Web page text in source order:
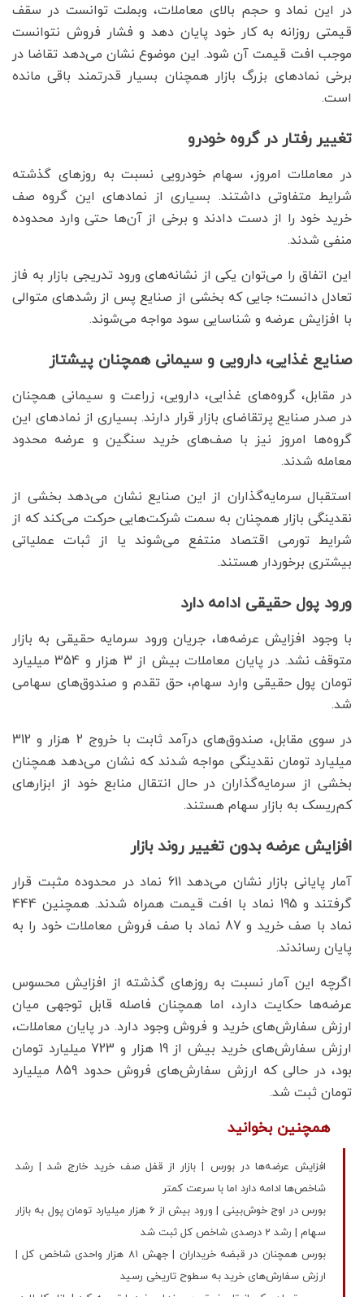
در این نماد و حجم بالای معاملات، وبملت توانست در سقف
قیمتی روزانه به کار خود پایان دهد و فشار فروش نتوانست
موجب افت قیمت آن شود. این موضوع نشان می‌دهد تقاضا در
برخی نمادهای بزرگ بازار همچنان بسیار قدرتمند باقی مانده
است.
تغییر رفتار در گروه خودرو
در معاملات امروز، سهام خودرویی نسبت به روزهای گذشته
شرایط متفاوتی داشتند. بسیاری از نمادهای این گروه صف
خرید خود را از دست دادند و برخی از آن‌ها حتی وارد محدوده
منفی شدند.
این اتفاق را می‌توان یکی از نشانه‌های ورود تدریجی بازار به فاز
تعادل دانست؛ جایی که بخشی از صنایع پس از رشدهای متوالی
با افزایش عرضه و شناسایی سود مواجه می‌شوند.
صنایع غذایی، دارویی و سیمانی همچنان پیشتاز
در مقابل، گروه‌های غذایی، دارویی، زراعت و سیمانی همچنان
در صدر صنایع پرتقاضای بازار قرار دارند. بسیاری از نمادهای این
گروه‌ها امروز نیز با صف‌های خرید سنگین و عرضه محدود
معامله شدند.
استقبال سرمایه‌گذاران از این صنایع نشان می‌دهد بخشی از
نقدینگی بازار همچنان به سمت شرکت‌هایی حرکت می‌کند که از
شرایط تورمی اقتصاد منتفع می‌شوند یا از ثبات عملیاتی
بیشتری برخوردار هستند.
ورود پول حقیقی ادامه دارد
با وجود افزایش عرضه‌ها، جریان ورود سرمایه حقیقی به بازار
متوقف نشد. در پایان معاملات بیش از 3 هزار و 354 میلیارد
تومان پول حقیقی وارد سهام، حق تقدم و صندوق‌های سهامی
شد.
در سوی مقابل، صندوق‌های درآمد ثابت با خروج 2 هزار و 312
میلیارد تومان نقدینگی مواجه شدند که نشان می‌دهد همچنان
بخشی از سرمایه‌گذاران در حال انتقال منابع خود از ابزارهای
کم‌ریسک به بازار سهام هستند.
افزایش عرضه بدون تغییر روند بازار
آمار پایانی بازار نشان می‌دهد 611 نماد در محدوده مثبت قرار
گرفتند و 195 نماد با افت قیمت همراه شدند. همچنین 444
نماد با صف خرید و 87 نماد با صف فروش معاملات خود را به
پایان رساندند.
اگرچه این آمار نسبت به روزهای گذشته از افزایش محسوس
عرضه‌ها حکایت دارد، اما همچنان فاصله قابل توجهی میان
ارزش سفارش‌های خرید و فروش وجود دارد. در پایان معاملات،
ارزش سفارش‌های خرید بیش از 19 هزار و 723 میلیارد تومان
بود، در حالی که ارزش سفارش‌های فروش حدود 859 میلیارد
تومان ثبت شد.
همچنین بخوانید
​افزایش عرضه‌ها در بورس | بازار از قفل صف خرید خارج شد | رشد
شاخص‌ها ادامه دارد اما با سرعت کمتر
​بورس در اوج خوش‌بینی | ورود بیش از 6 هزار میلیارد تومان پول به بازار
سهام | رشد 2 درصدی شاخص کل ثبت شد
بورس همچنان در قبضه خریداران | جهش ۸۱ هزار واحدی شاخص کل |
ارزش سفارش‌های خرید به سطوح تاریخی رسید